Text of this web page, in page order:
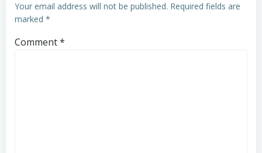
Your email address will not be published. Required fields are
marked *
Comment*